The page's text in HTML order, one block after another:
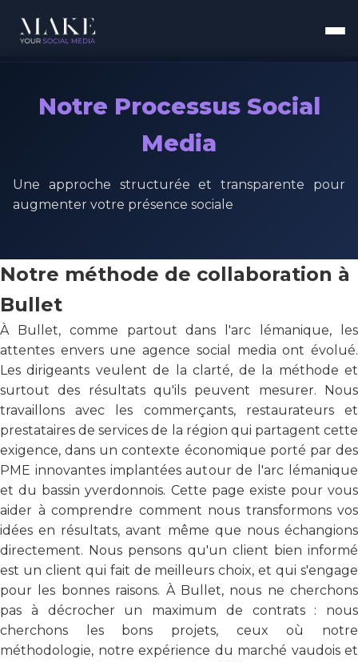
Notre Processus Social
Media
Une approche structurée et transparente pour
augmenter votre présence sociale
Notre méthode de collaboration à
Bullet
À Bullet, comme partout dans l'arc lémanique, les
attentes envers une agence social media ont évolué.
Les dirigeants veulent de la clarté, de la méthode et
surtout des résultats qu'ils peuvent mesurer. Nous
travaillons avec les commerçants, restaurateurs et
prestataires de services de la région qui partagent cette
exigence, dans un contexte économique porté par des
PME innovantes implantées autour de l'arc lémanique
et du bassin yverdonnois. Cette page existe pour vous
aider à comprendre comment nous transformons vos
idées en résultats, avant même que nous échangions
directement. Nous pensons qu'un client bien informé
est un client qui fait de meilleurs choix, et qui s'engage
pour les bonnes raisons. À Bullet, nous ne cherchons
pas à décrocher un maximum de contrats : nous
cherchons les bons projets, ceux où notre
méthodologie, notre expérience du marché vaudois et